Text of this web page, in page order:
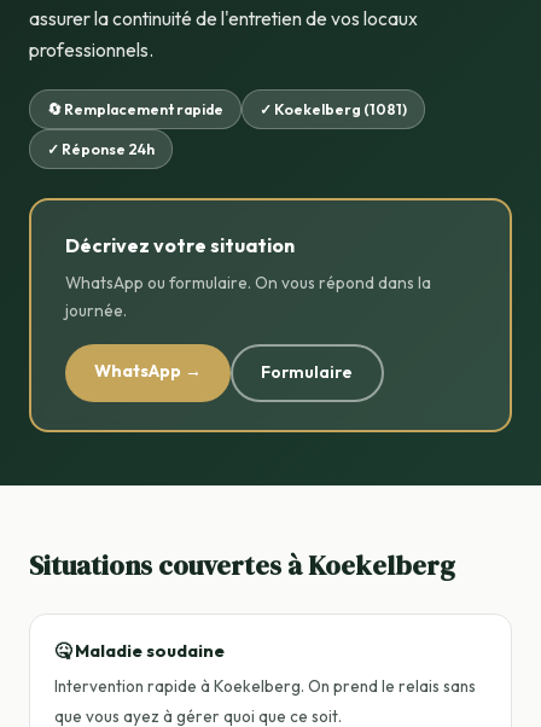
assurer la continuité de l'entretien de vos locaux
professionnels.
🔄 Remplacement rapide ✓ Koekelberg (1081)
✓ Réponse 24h
Décrivez votre situation
WhatsApp ou formulaire. On vous répond dans la
journée.
WhatsApp → Formulaire
Situations couvertes à Koekelberg
🤒 Maladie soudaine
Intervention rapide à Koekelberg. On prend le relais sans
que vous ayez à gérer quoi que ce soit.